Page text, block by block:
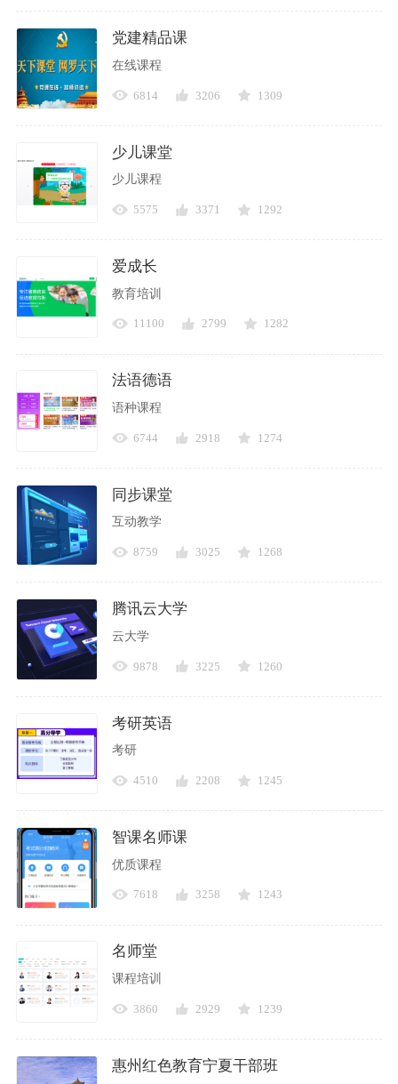
党建精品课
在线课程
6814 3206 1309
少儿课堂
少儿课程
5575 3371 1292
爱成长
教育培训
11100 2799 1282
法语德语
语种课程
6744 2918 1274
同步课堂
互动教学
8759 3025 1268
腾讯云大学
云大学
9878 3225 1260
考研英语
考研
4510 2208 1245
智课名师课
优质课程
7618 3258 1243
名师堂
课程培训
3860 2929 1239
惠州红色教育宁夏干部班